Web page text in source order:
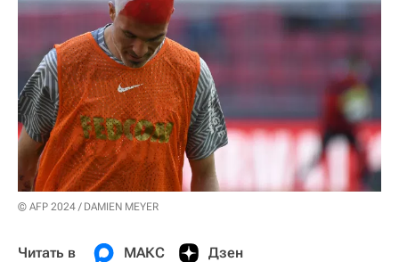
© AFP 2024 / DAMIEN MEYER
Читать в МАКС Дзен